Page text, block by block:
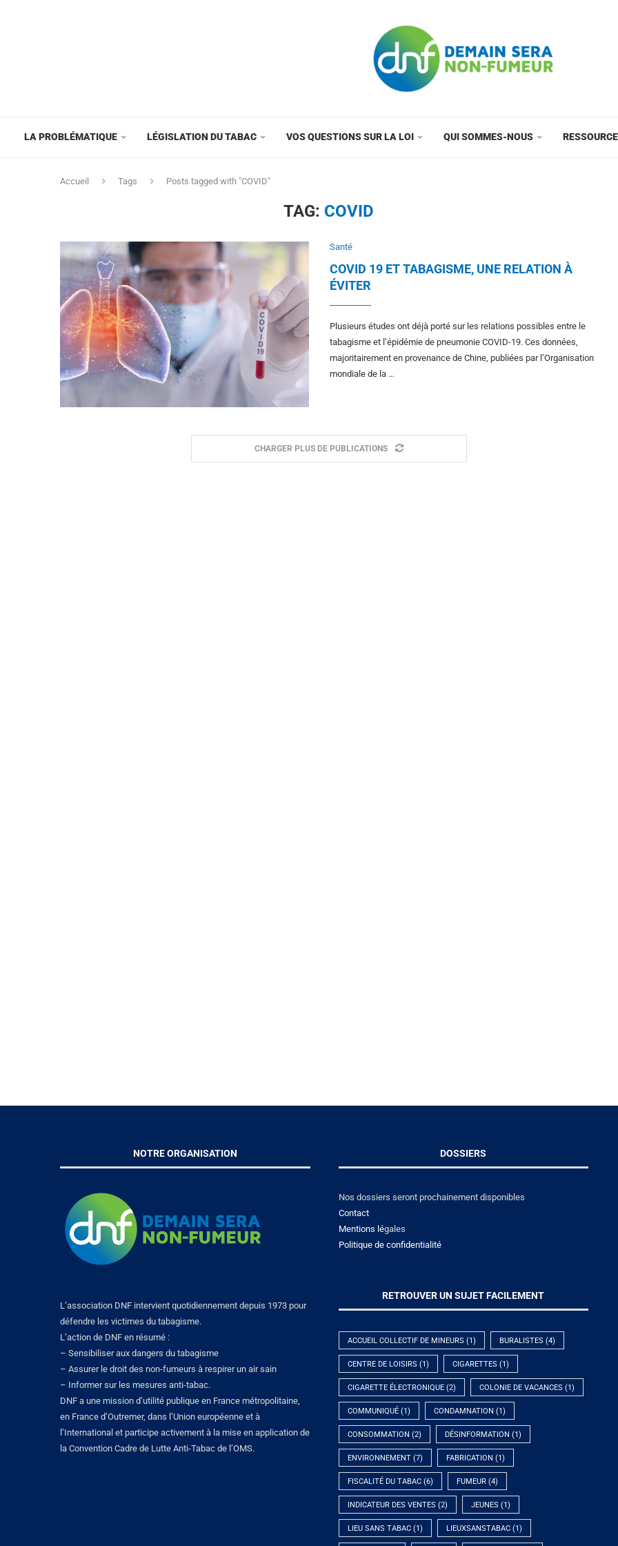
LA PROBLÉMATIQUE LÉGISLATION DU TABAC VOS QUESTIONS SUR LA LOI QUI SOMMES-NOUS
Accueil Tags Posts tagged with "COVID"
TAG: COVID
Santé
COVID 19 ET TABAGISME, UNE RELATION À
ÉVITER
Plusieurs études ont déjà porté sur les relations possibles entre le
tabagisme et l’épidémie de pneumonie COVID-19. Ces données,
majoritairement en provenance de Chine, publiées par l’Organisation
mondiale de la …
CHARGER PLUS DE PUBLICATIONS
NOTRE ORGANISATION
L’association DNF intervient quotidiennement depuis 1973 pour
défendre les victimes du tabagisme.
L’action de DNF en résumé :
– Sensibiliser aux dangers du tabagisme
– Assurer le droit des non-fumeurs à respirer un air sain
– Informer sur les mesures anti-tabac.
DNF a une mission d’utilité publique en France métropolitaine,
en France d’Outremer, dans l’Union européenne et à
l’International et participe activement à la mise en application de
la Convention Cadre de Lutte Anti-Tabac de l’OMS.
DOSSIERS
Nos dossiers seront prochainement disponibles
Contact
Mentions légales
Politique de confidentialité
RETROUVER UN SUJET FACILEMENT
ACCUEIL COLLECTIF DE MINEURS (1) BURALISTES (4)
CENTRE DE LOISIRS (1) CIGARETTES (1)
CIGARETTE ÉLECTRONIQUE(2) COLONIE DE VACANCES (1)
COMMUNIQUÉ(1) CONDAMNATION (1)
CONSOMMATION (2) DÉSINFORMATION (1)
ENVIRONNEMENT(7) FABRICATION (1)
FISCALITÉ DU TABAC(6) FUMEUR(4)
INDICATEUR DES VENTES (2) JEUNES (1)
LIEU SANS TABAC(1) LIEUXSANSTABAC(1)